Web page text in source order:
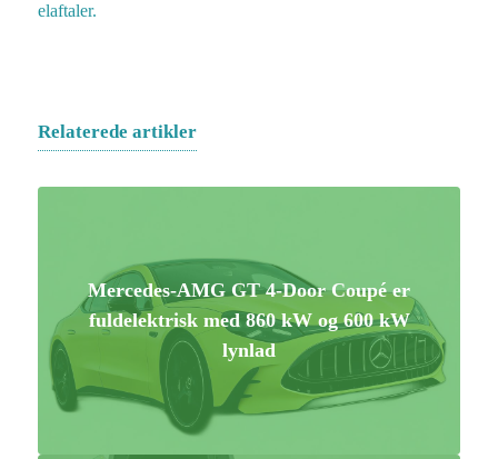
elaftaler.
Relaterede artikler
Mercedes-AMG GT 4-Door Coupé er
fuldelektrisk med 860 kW og 600 kW
lynlad